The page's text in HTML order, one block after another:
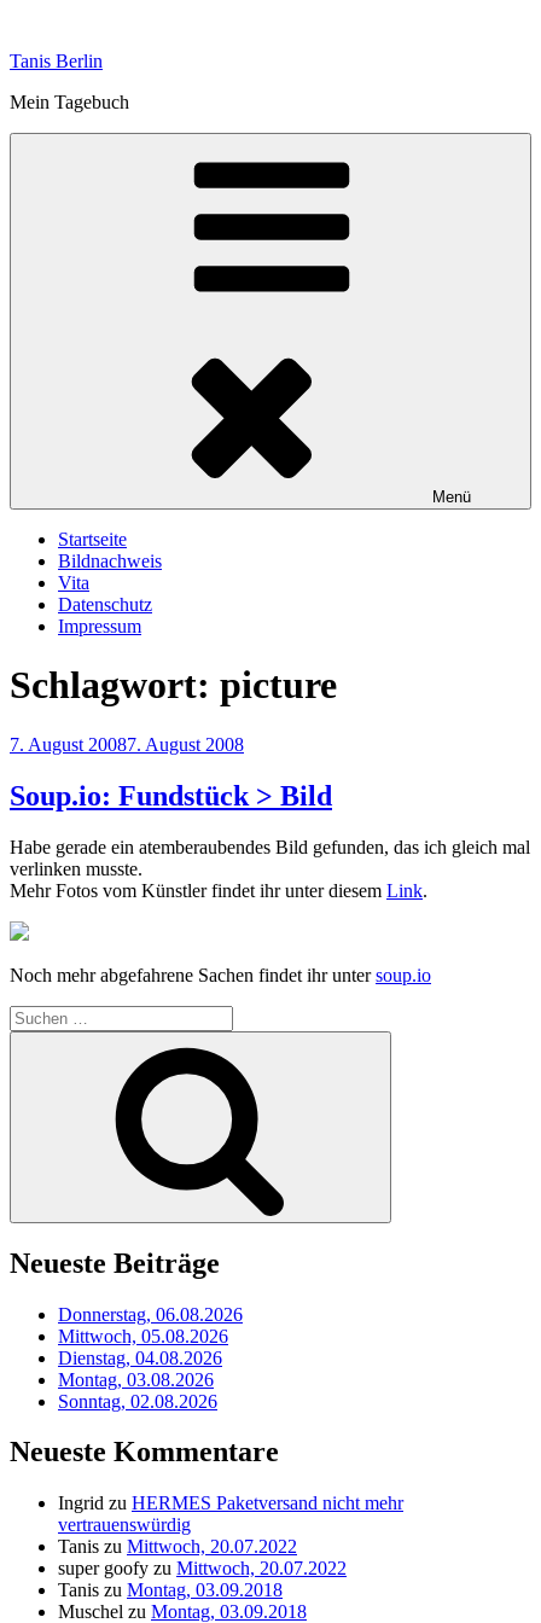
springen
Tanis Berlin
Mein Tagebuch
Menü
Startseite
Bildnachweis
Vita
Datenschutz
Impressum
Schlagwort: picture
Veröffentlicht
7. August 20087. August 2008
Soup.io: Fundstück > Bild
Habe gerade ein atemberaubendes Bild gefunden, das ich gleich mal
verlinken musste.
Mehr Fotos vom Künstler findet ihr unter diesem Link.
Noch mehr abgefahrene Sachen findet ihr untersoup.io
Suchen
nach:
Neueste Beiträge
Donnerstag, 06.08.2026
Mittwoch, 05.08.2026
Dienstag, 04.08.2026
Montag, 03.08.2026
Sonntag, 02.08.2026
Neueste Kommentare
Ingrid zu HERMES Paketversand nicht mehr
vertrauenswürdig
Tanis zu Mittwoch, 20.07.2022
super goofy zu Mittwoch, 20.07.2022
Tanis zu Montag, 03.09.2018
Muschel zu Montag, 03.09.2018